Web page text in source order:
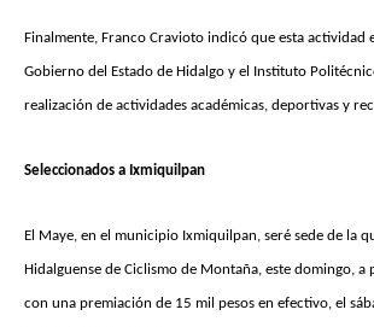
Finalmente, Franco Cravioto indicó que esta actividad
Gobierno del Estado de Hidalgo y el Instituto
realización de actividades académicas, deportivas y
Seleccionados a Ixmiquilpan
El Maye, en el municipio Ixmiquilpan, seré sede de la
Hidalguense de Ciclismo de Montaña, este domingo, a
con una premiación de 15 mil pesos en efectivo, el